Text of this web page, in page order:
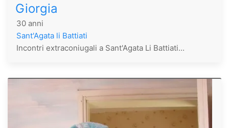
Giorgia
30 anni
Sant'Agata li Battiati
Incontri extraconiugali a Sant'Agata Li Battiati...